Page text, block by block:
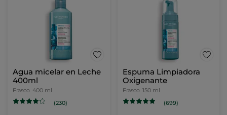
Agua micelar en Leche
400ml
Frasco 400 ml
(230)
Espuma Limpiadora
Oxigenante
Frasco 150 ml
(699)